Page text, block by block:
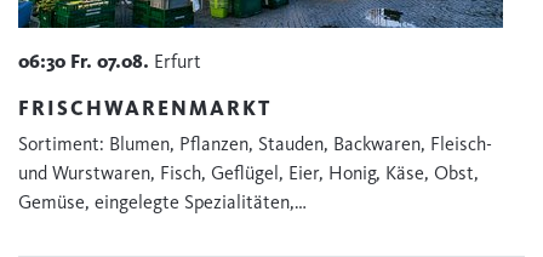
06:30 Fr. 07.08. Erfurt
FRISCHWARENMARKT
Sortiment: Blumen, Pflanzen, Stauden, Backwaren, Fleisch-
und Wurstwaren, Fisch, Geflügel, Eier, Honig, Käse, Obst,
Gemüse, eingelegte Spezialitäten,…